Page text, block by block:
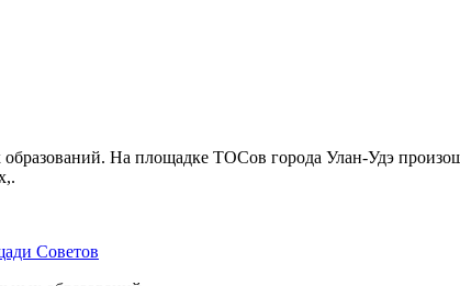
На площадке ТОСов города Улан-Удэ
Советов